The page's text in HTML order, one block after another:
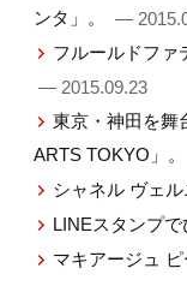
ンタ」。
—
フルールドファ
— 2015.09.23
東京・神田を舞
ARTS TOKYO」。
シャネル ヴェル
LINEスタンプで
マキアージュ